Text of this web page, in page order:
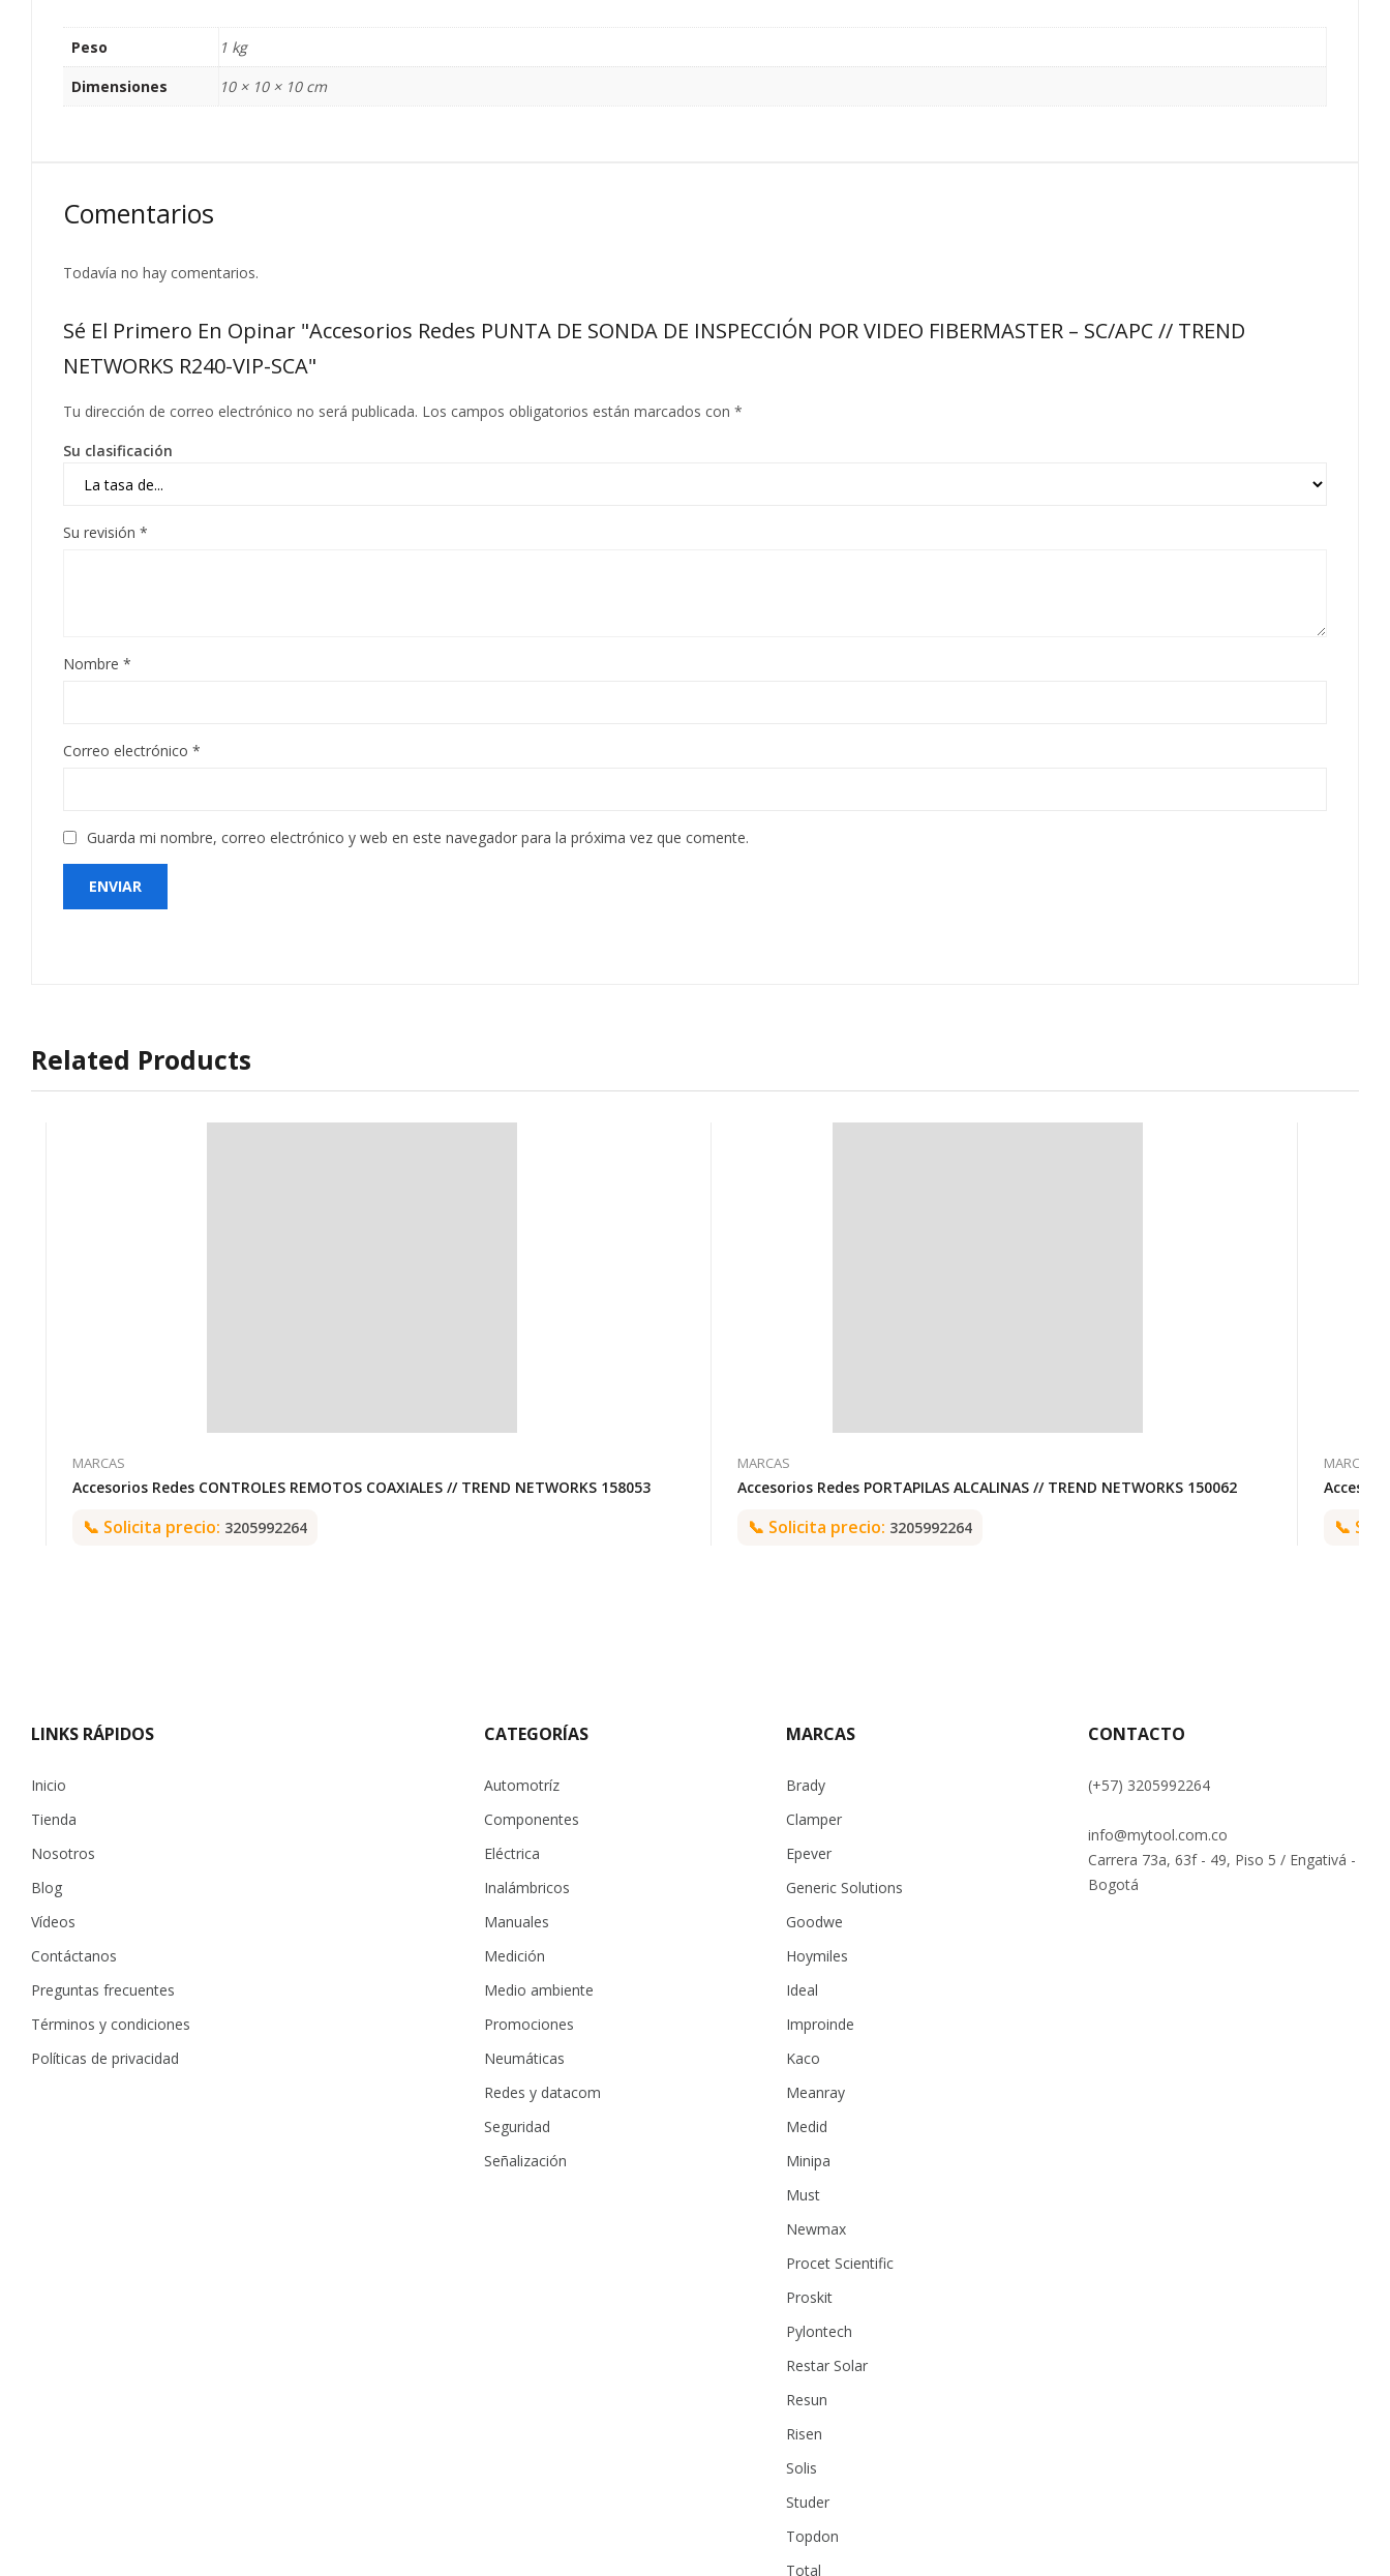
Peso
1 kg
Dimensiones
10 × 10 × 10 cm
Comentarios
Todavía no hay comentarios.
Sé El Primero En Opinar "Accesorios Redes PUNTA DE SONDA DE INSPECCIÓN POR VIDEO FIBERMASTER – SC/APC // TREND
NETWORKS R240-VIP-SCA"
Tu dirección de correo electrónico no será publicada. Los campos obligatorios están marcados con *
Su clasificación
Su revisión *
Nombre *
Correo electrónico *
Guarda mi nombre, correo electrónico y web en este navegador para la próxima vez que comente.
Related Products
MARCAS
Accesorios Redes CONTROLES REMOTOS COAXIALES // TREND NETWORKS 158053
📞 Solicita precio: 3205992264
MARCAS
Accesorios Redes PORTAPILAS ALCALINAS // TREND NETWORKS 150062
📞 Solicita precio: 3205992264
MARCAS
📞
LINKS RÁPIDOS
Inicio
Tienda
Nosotros
Blog
Vídeos
Contáctanos
Preguntas frecuentes
Términos y condiciones
Políticas de privacidad
CATEGORÍAS
Automotríz
Componentes
Eléctrica
Inalámbricos
Manuales
Medición
Medio ambiente
Promociones
Neumáticas
Redes y datacom
Seguridad
Señalización
MARCAS
Brady
Clamper
Epever
Generic Solutions
Goodwe
Hoymiles
Ideal
Improinde
Kaco
Meanray
Medid
Minipa
Must
Newmax
Procet Scientific
Proskit
Pylontech
Restar Solar
Resun
Risen
Solis
Studer
Topdon
Total
CONTACTO
(+57) 3205992264
info@mytool.com.co
Carrera 73a, 63f - 49, Piso 5 / Engativá -
Bogotá